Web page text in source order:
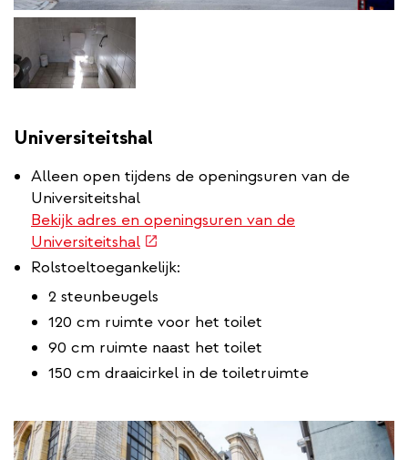
Universiteitshal
Alleen open tijdens de openingsuren van de
Universiteitshal
Bekijk adres en openingsuren van de
Universiteitshal(externe
link)
Rolstoeltoegankelijk:
2 steunbeugels
120 cm ruimte voor het toilet
90 cm ruimte naast het toilet
150 cm draaicirkel in de toiletruimte